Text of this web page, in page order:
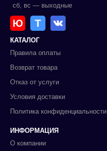
сб, вс — выходные
Ю Т
КАТАЛОГ
Правила оплаты
Возврат товара
Отказ от услуги
Условия доставки
Политика конфиденциальности
ИНФОРМАЦИЯ
О компании